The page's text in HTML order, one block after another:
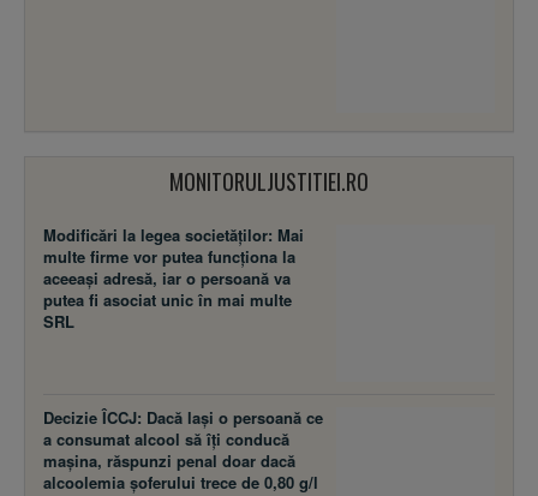
MONITORULJUSTITIEI.RO
Modificări la legea societăţilor: Mai
multe firme vor putea funcţiona la
aceeaşi adresă, iar o persoană va
putea fi asociat unic în mai multe
SRL
Decizie ÎCCJ: Dacă laşi o persoană ce
a consumat alcool să îţi conducă
maşina, răspunzi penal doar dacă
alcoolemia şoferului trece de 0,80 g/l